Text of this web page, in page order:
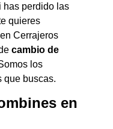
has perdido las
quieres
Cerrajeros
cambio de
los
que buscas.
en